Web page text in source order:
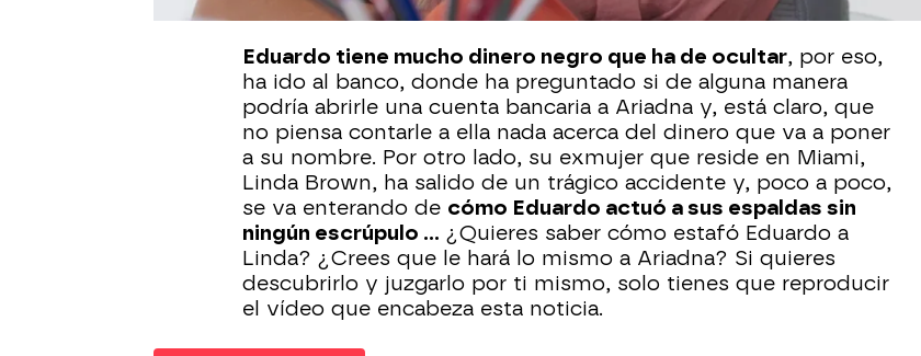
su hijo, pero, ahora, parece que va a intentar algo nuevo...
Eduardo tiene mucho dinero negro que ha de ocultar, por eso,
ha ido al banco, donde ha preguntado si de alguna manera
podría abrirle una cuenta bancaria a Ariadna y, está claro, que
no piensa contarle a ella nada acerca del dinero que va a poner
a su nombre. Por otro lado, su exmujer que reside en Miami,
Linda Brown, ha salido de un trágico accidente y, poco a poco,
se va enterando de cómo Eduardo actuó a sus espaldas sin
ningún escrúpulo ... ¿Quieres saber cómo estafó Eduardo a
Linda? ¿Crees que le hará lo mismo a Ariadna? Si quieres
descubrirlo y juzgarlo por ti mismo, solo tienes que reproducir
el vídeo que encabeza esta noticia.